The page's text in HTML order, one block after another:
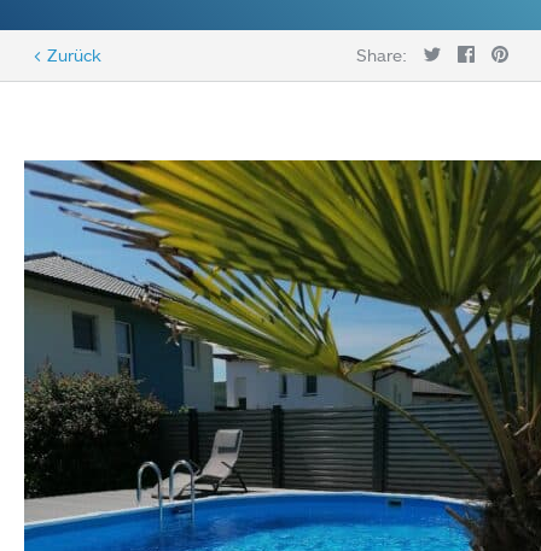
< Zurück Share: